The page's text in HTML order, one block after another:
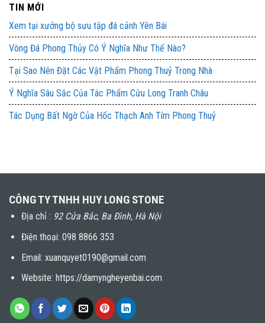
TIN MỚI
Xem tại xưởng bộ sưu tập đá cảnh Yên Bái
Vòng Đá Phong Thủy Có Ý Nghĩa Như Thế Nào?
Tại Sao Nên Đặt Các Vật Phẩm Phong Thuỷ Trong Nhà
Ý Nghĩa Sâu Sắc Của Tác Phẩm Cửu Long Tranh Châu
Tác Dụng Bất Ngờ Của Hốc Thạch Anh Tím Phong Thuỷ
CÔNG TY TNHH HUY LONG STONE
Địa chỉ : 92 Cửa Bắc, Ba Đình, Hà Nội
Điện thoại: 098 8866 353
Email: xuanquyet0190@gmail.com
Website: https://damyngheyenbai.com